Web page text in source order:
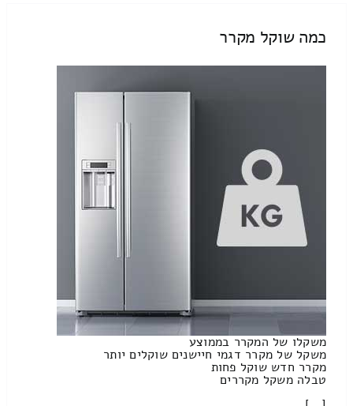
כמה שוקל מקרר
משקלו של המקרר בממוצע
משקל של מקרר דגמי חיישנים שוקלים יותר
מקרר חדש שוקל פחות
טבלה משקל מקררים